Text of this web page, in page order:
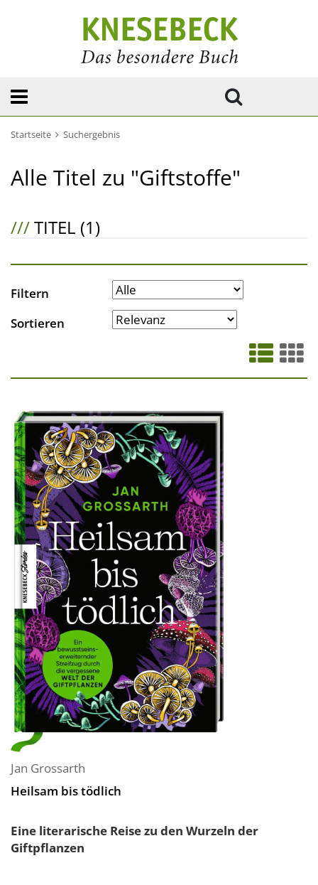
Startseite Suchergebnis
Alle Titel zu "Giftstoffe"
///TITEL (1)
Filtern
Sortieren
Jan Grossarth
Heilsam bis tödlich
Eine literarische Reise zu den Wurzeln der
Giftpflanzen